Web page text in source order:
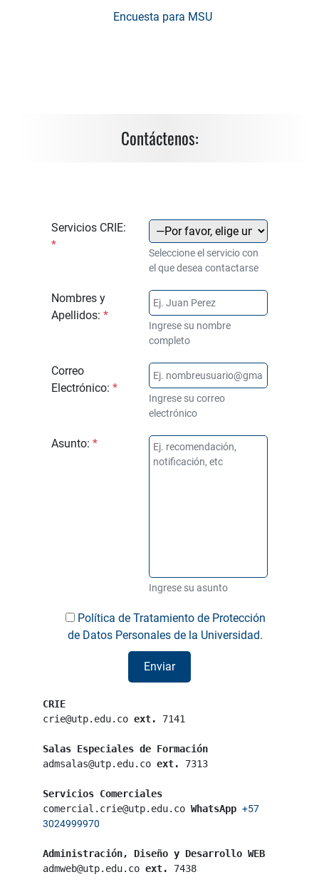
Encuesta para MSU
Contáctenos:
Servicios CRIE:
*
Seleccione el servicio con
el que desea contactarse
Nombres y
Apellidos:*
Ingrese su nombre
completo
Correo
Electrónico:*
Ingrese su correo
electrónico
Asunto:*
Ingrese su asunto
Política de Tratamiento de Protección
de Datos Personales de la Universidad.
CRIE
crie@utp.edu.co ext. 7141
Salas Especiales de Formación
admsalas@utp.edu.co ext. 7313
Servicios Comerciales
comercial.crie@utp.edu.co WhatsApp +57
3024999970
Administración, Diseño y Desarrollo WEB
admweb@utp.edu.co ext. 7438